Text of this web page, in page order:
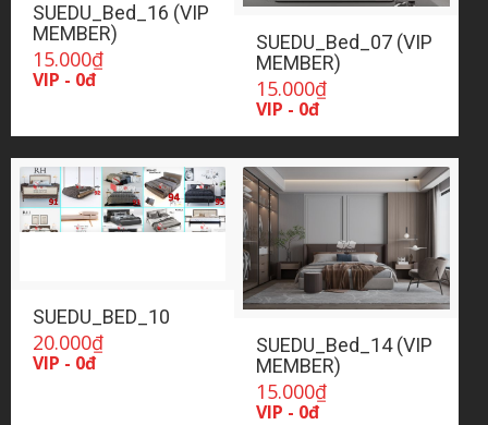
SUEDU_Bed_16 (VIP
MEMBER)
15.000₫
VIP - 0đ
SUEDU_Bed_07 (VIP
MEMBER)
15.000₫
VIP - 0đ
SUEDU_BED_10
20.000₫
VIP - 0đ
SUEDU_Bed_14 (VIP
MEMBER)
15.000₫
VIP - 0đ